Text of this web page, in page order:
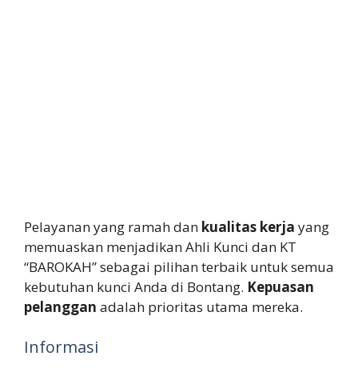
Pelayanan yang ramah dan kualitas kerja yang
memuaskan menjadikan Ahli Kunci dan KT
“BAROKAH” sebagai pilihan terbaik untuk semua
kebutuhan kunci Anda di Bontang. Kepuasan
pelanggan adalah prioritas utama mereka.
Informasi